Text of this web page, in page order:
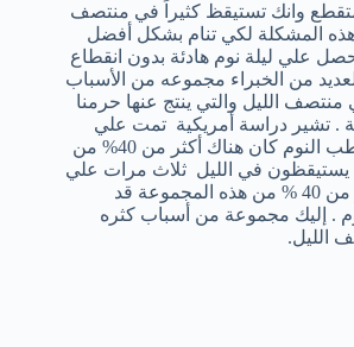
وانك تستيقظ كثيراً في منتصف
المشكلة لكي تنام بشكل أفضل
علي ليلة نوم هادئة بدون انقطاع
من الخبراء مجموعه من الأسباب
منتصف الليل والتي ينتج عنها حرمنا
. تشير دراسة أمريكية تمت علي
علي 9،937 شخص في طب النوم كان هناك أكثر من 40% من
يستيقظون في الليل ثلاث مرات علي
الأقل في الأسبوع واكثر من 40 % من هذه المجموعة قد
. إليك مجموعة من أسباب كثره
الليل.